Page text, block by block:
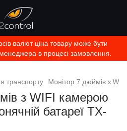
валют ціна товару може бути
в процесі замовлення.
транспорту Монітор 7 дюймів з
з WIFI камерою
батареї TX-